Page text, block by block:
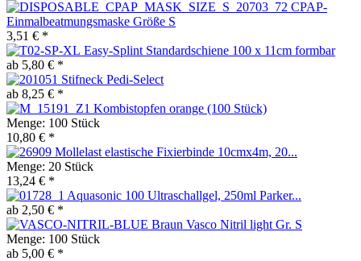
CPAP-
Einmalbeatmungsmaske Größe S
3,51 € *
Easy-Splint Standardschiene 100 x 11cm formbar
ab 5,80 € *
Stifneck Pedi-Select
ab 8,25 € *
Kombistopfen orange (100 Stück)
Menge: 100 Stück
10,80 € *
Mollelast elastische Fixierbinde 10cmx4m, 20...
Menge: 20 Stück
13,24 € *
Aquasonic 100 Ultraschallgel, 250ml Parker...
ab 2,50 € *
Braun Vasco Nitril light Gr. S
Menge: 100 Stück
ab 5,00 € *